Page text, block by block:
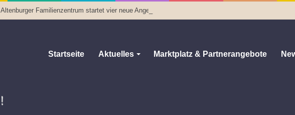
Altenburger Familienzentrum startet vier neue Angebote
Startseite Aktuelles Marktplatz & Partnerangebote